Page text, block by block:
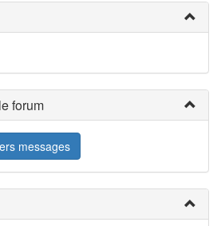
forum
messages